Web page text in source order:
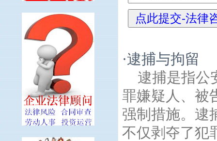
·逮捕与拘留
逮捕是指公
罪嫌疑人、被
强制措施。逮
不仅剥夺了犯